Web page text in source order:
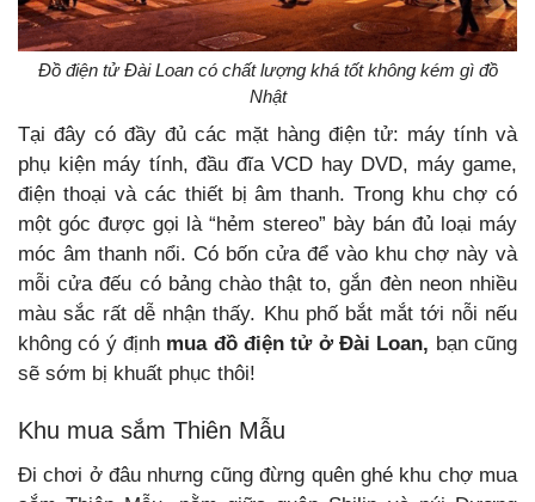
Đồ điện tử Đài Loan có chất lượng khá tốt không kém gì đồ
Nhật
Tại đây có đầy đủ các mặt hàng điện tử: máy tính và
phụ kiện máy tính, đầu đĩa VCD hay DVD, máy game,
điện thoại và các thiết bị âm thanh. Trong khu chợ có
một góc được gọi là “hẻm stereo” bày bán đủ loại máy
móc âm thanh nổi. Có bốn cửa để vào khu chợ này và
mỗi cửa đếu có bảng chào thật to, gắn đèn neon nhiều
màu sắc rất dễ nhận thấy. Khu phố bắt mắt tới nỗi nếu
không có ý định mua đồ điện tử ở Đài Loan, bạn cũng
sẽ sớm bị khuất phục thôi!
Khu mua sắm Thiên Mẫu
Đi chơi ở đâu nhưng cũng đừng quên ghé khu chợ mua